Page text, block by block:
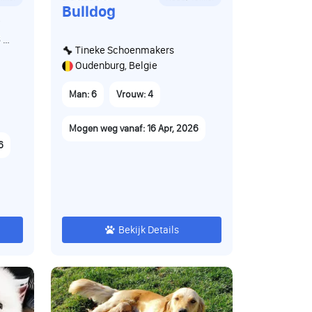
Bulldog
Tineke Schoenmakers
Oudenburg, Belgie
Man: 6 Vrouw: 4
Mogen weg vanaf: 16 Apr, 2026
Bekijk Details